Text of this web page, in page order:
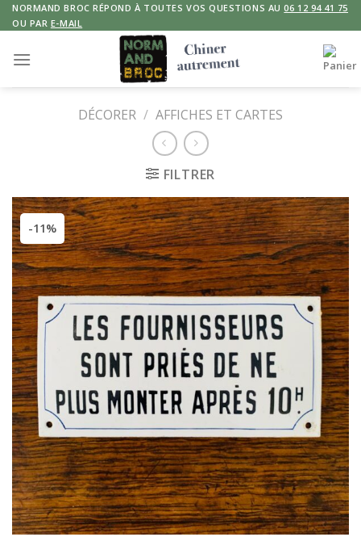
Skip
to
NORMAND BROC RÉPOND À TOUTES VOS QUESTIONS AU06 12 94 41 75
OU PAR E-MAIL
DÉCORER / AFFICHES ET CARTES
FILTRER
-11%